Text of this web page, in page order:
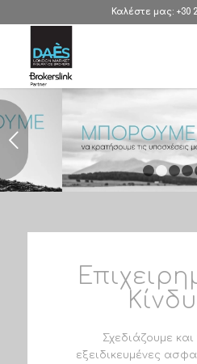
Καλέστε μας: +30
Σχεδιάζουμε
εξειδικευμένες